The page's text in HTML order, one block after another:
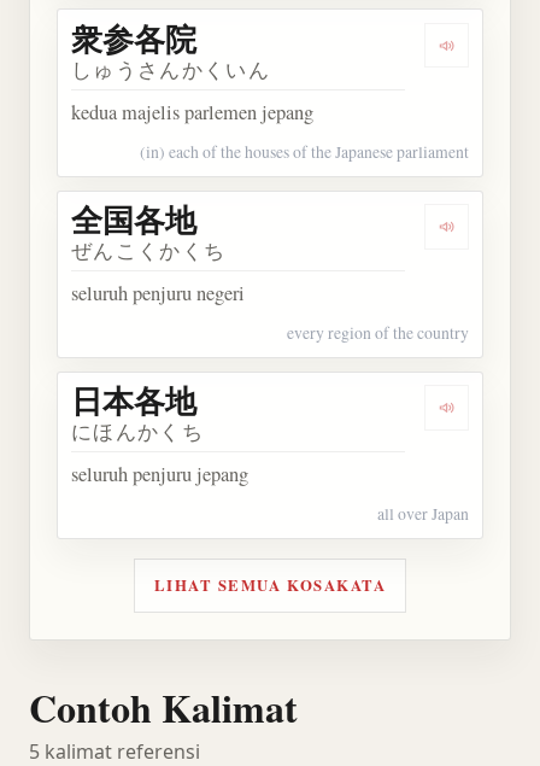
Dengarkan
衆参各院
しゅうさんかくいん
kedua majelis parlemen jepang
(in) each of the houses of the Japanese parliament
Dengarkan
全国各地
ぜんこくかくち
seluruh penjuru negeri
every region of the country
Dengarkan
日本各地
にほんかくち
seluruh penjuru jepang
all over Japan
LIHAT SEMUA KOSAKATA
Contoh Kalimat
5 kalimat referensi